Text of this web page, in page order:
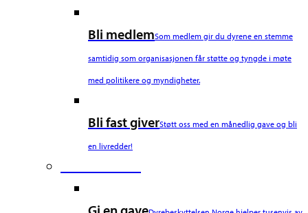
Bli medlemSom medlem gir du dyrene en stemme
samtidig som organisasjonen får støtte og tyngde i møte
med politikere og myndigheter.
Bli fast giverStøtt oss med en månedlig gave og bli
en livredder!